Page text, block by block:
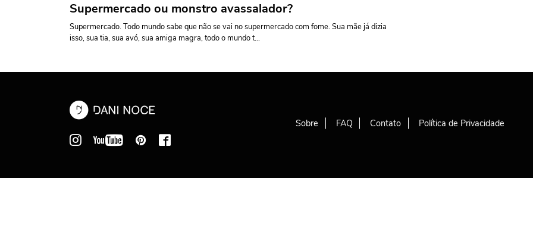
Supermercado ou monstro avassalador?
Supermercado. Todo mundo sabe que não se vai no supermercado com fome. Sua mãe já dizia
isso, sua tia, sua avó, sua amiga magra, todo o mundo t...
Sobre FAQ Contato Política de Privacidade